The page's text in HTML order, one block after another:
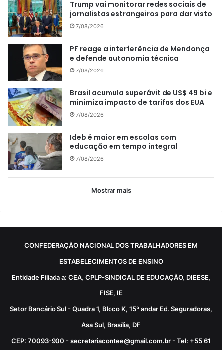
Trump vai monitorar redes sociais de
jornalistas estrangeiros para dar visto
7/08/2026
PF reage a interferência de Mendonça
e defende autonomia técnica
7/08/2026
Brasil acumula superávit de US$ 49 bi e
minimiza impacto de tarifas dos EUA
7/08/2026
Ideb é maior em escolas com
educação em tempo integral
7/08/2026
Mostrar mais
CONFEDERAÇÃO NACIONAL DOS TRABALHADORES EM
ESTABELECIMENTOS DE ENSINO
Entidade Filiada a: CEA, CPLP-SINDICAL DE EDUCAÇÃO, DIEESE,
FISE, IE
Setor Bancário Sul - Quadra 1, Bloco K, 15º andar Ed. Seguradoras,
Asa Sul, Brasília, DF
CEP: 70093-900 - secretariacontee@gmail.com.br - Tel: +55 61